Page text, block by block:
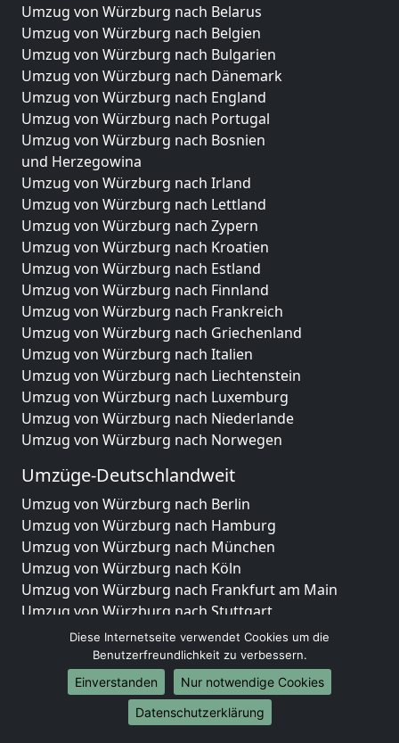
Umzug von Würzburg nach Belarus
Umzug von Würzburg nach Belgien
Umzug von Würzburg nach Bulgarien
Umzug von Würzburg nach Dänemark
Umzug von Würzburg nach England
Umzug von Würzburg nach Portugal
Umzug von Würzburg nach Bosnien
und Herzegowina
Umzug von Würzburg nach Irland
Umzug von Würzburg nach Lettland
Umzug von Würzburg nach Zypern
Umzug von Würzburg nach Kroatien
Umzug von Würzburg nach Estland
Umzug von Würzburg nach Finnland
Umzug von Würzburg nach Frankreich
Umzug von Würzburg nach Griechenland
Umzug von Würzburg nach Italien
Umzug von Würzburg nach Liechtenstein
Umzug von Würzburg nach Luxemburg
Umzug von Würzburg nach Niederlande
Umzug von Würzburg nach Norwegen
Umzüge-Deutschlandweit
Umzug von Würzburg nach Berlin
Umzug von Würzburg nach Hamburg
Umzug von Würzburg nach München
Umzug von Würzburg nach Köln
Umzug von Würzburg nach Frankfurt am Main
Umzug von Würzburg nach Stuttgart
Umzug von Würzburg nach Düsseldorf
Umzug von Würzburg nach Leipzig
Umzug von Würzburg nach Dortmund
Umzug von Würzburg nach Essen
Umzug von Würzburg nach Bremen
Diese Internetseite verwendet Cookies um die
Benutzerfreundlichkeit zu verbessern.
Einverstanden
Nur notwendige Cookies
Datenschutzerklärung